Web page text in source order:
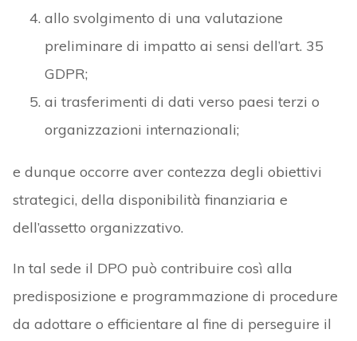
allo svolgimento di una valutazione
preliminare di impatto ai sensi dell’art. 35
GDPR;
ai trasferimenti di dati verso paesi terzi o
organizzazioni internazionali;
e dunque occorre aver contezza degli obiettivi
strategici, della disponibilità finanziaria e
dell’assetto organizzativo.
In tal sede il DPO può contribuire così alla
predisposizione e programmazione di procedure
da adottare o efficientare al fine di perseguire il